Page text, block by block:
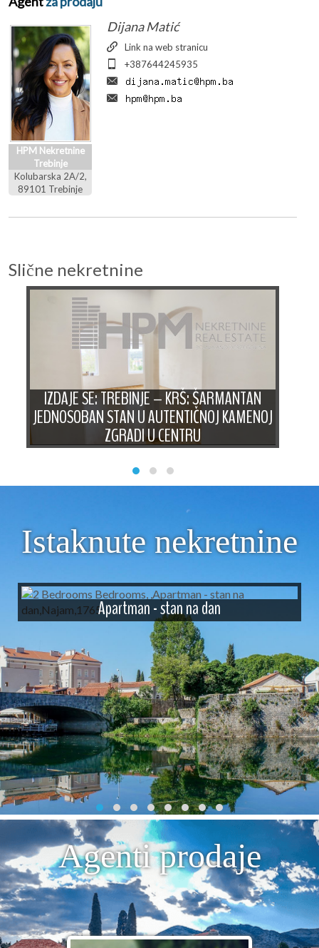
HPM Nekretnine
Trebinje
Kolubarska 2A/2,
89101 Trebinje
Dijana Matić
Link na web stranicu
+387644245935
Slične nekretnine
IZDAJE SE: TREBINJE – KRŠ: ŠARMANTAN
JEDNOSOBAN STAN U AUTENTIČNOJ KAMENOJ
ZGRADI U CENTRU
Istaknute nekretnine
Apartman - stan na dan
Agenti prodaje